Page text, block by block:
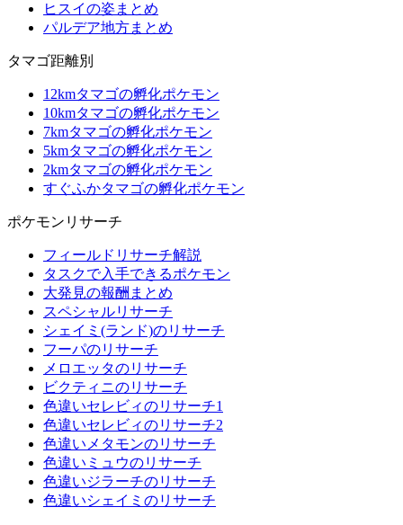
ヒスイの姿まとめ
パルデア地方まとめ
タマゴ距離別
12kmタマゴの孵化ポケモン
10kmタマゴの孵化ポケモン
7kmタマゴの孵化ポケモン
5kmタマゴの孵化ポケモン
2kmタマゴの孵化ポケモン
すぐふかタマゴの孵化ポケモン
ポケモンリサーチ
フィールドリサーチ解説
タスクで入手できるポケモン
大発見の報酬まとめ
スペシャルリサーチ
シェイミ(ランド)のリサーチ
フーパのリサーチ
メロエッタのリサーチ
ビクティニのリサーチ
色違いセレビィのリサーチ1
色違いセレビィのリサーチ2
色違いメタモンのリサーチ
色違いミュウのリサーチ
色違いジラーチのリサーチ
色違いシェイミのリサーチ